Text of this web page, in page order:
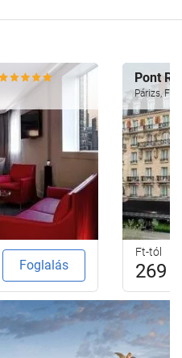
Foglalás
Pont
Párizs,
Ft-tól
269